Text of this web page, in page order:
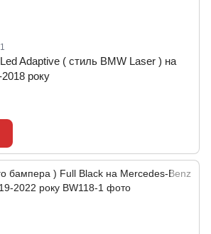
Adaptive ( стиль BMW Laser ) на
року